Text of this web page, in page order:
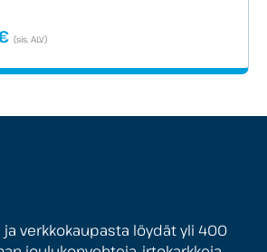
Hintaluokka:
-
(sis. ALV)
verkkokaupasta löydät yli 400